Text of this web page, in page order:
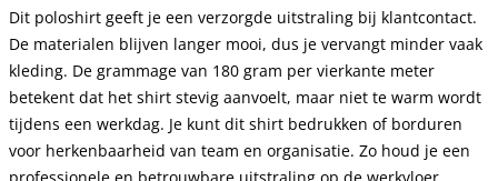
Dit poloshirt geeft je een verzorgde uitstraling bij klantcontact.
De materialen blijven langer mooi, dus je vervangt minder vaak
kleding. De grammage van 180 gram per vierkante meter
betekent dat het shirt stevig aanvoelt, maar niet te warm wordt
tijdens een werkdag. Je kunt dit shirt bedrukken of borduren
voor herkenbaarheid van team en organisatie. Zo houd je een